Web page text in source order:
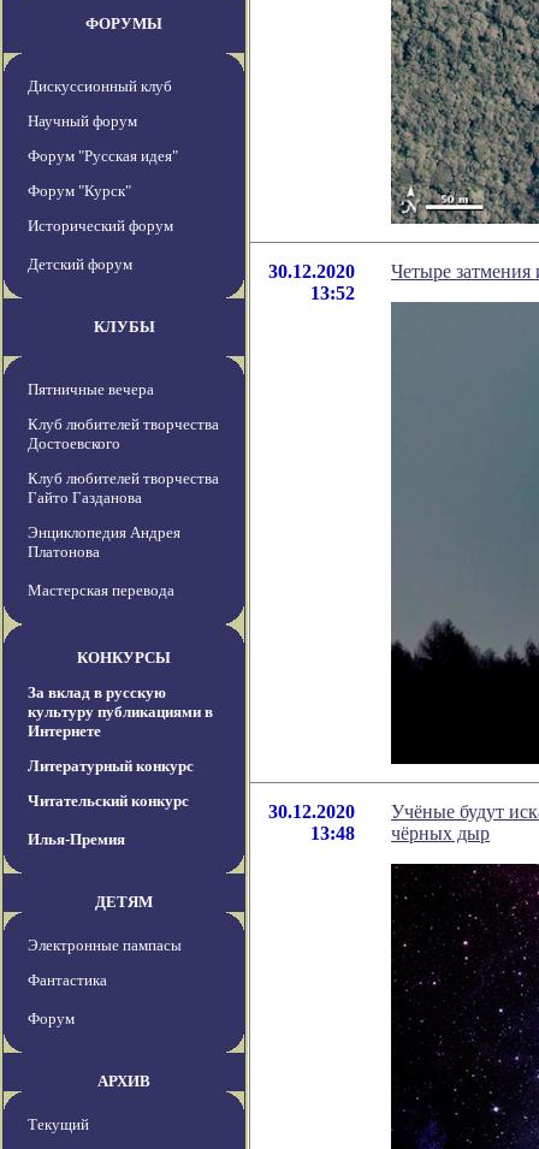
ФОРУМЫ
Дискуссионный клуб
Научный форум
Форум "Русская идея"
Форум "Курск"
Исторический форум
Детский форум
КЛУБЫ
Пятничные вечера
Клуб любителей творчества
Достоевского
Клуб любителей творчества
Гайто Газданова
Энциклопедия Андрея
Платонова
Мастерская перевода
КОНКУРСЫ
За вклад в русскую
культуру публикациями в
Интернете
Литературный конкурс
Читательский конкурс
Илья-Премия
ДЕТЯМ
Электронные пампасы
Фантастика
Форум
АРХИВ
Текущий
30.12.2020
13:52
Четыре затмения
30.12.2020
13:48
Учёные будут
чёрных дыр